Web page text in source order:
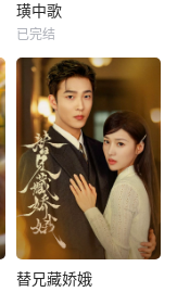
璜中歌
已完结
替兄藏娇娥